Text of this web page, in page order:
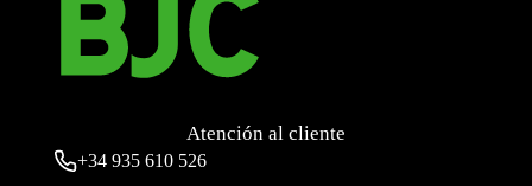
Atención al cliente
+34 935 610 526